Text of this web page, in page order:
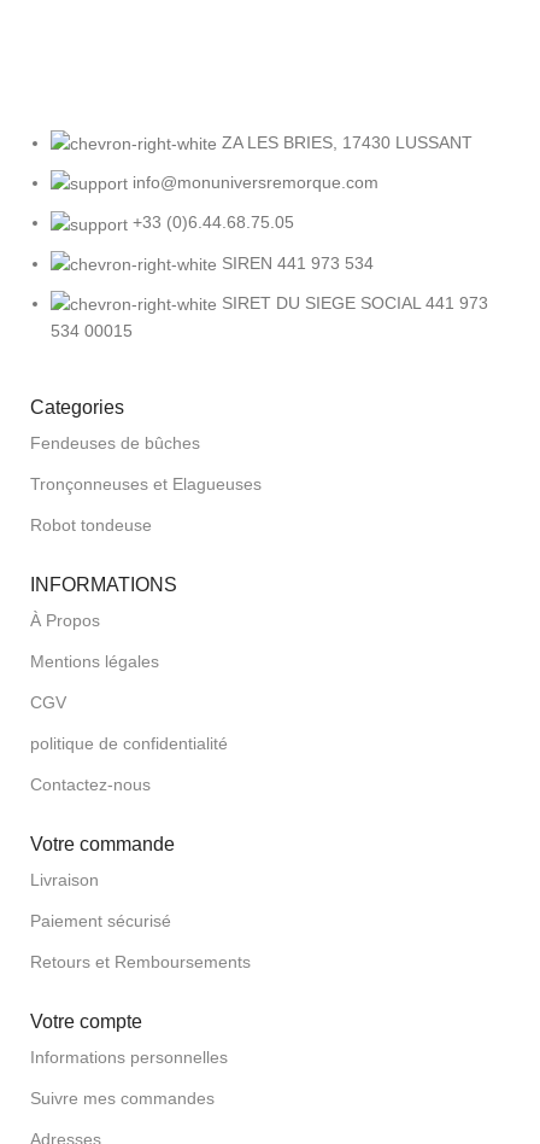
ZA LES BRIES, 17430 LUSSANT
info@monuniversremorque.com
+33 (0)6.44.68.75.05
SIREN 441 973 534
SIRET DU SIEGE SOCIAL 441 973
534 00015
Categories
Fendeuses de bûches
Tronçonneuses et Elagueuses
Robot tondeuse
INFORMATIONS
À Propos
Mentions légales
CGV
politique de confidentialité
Contactez-nous
Votre commande
Livraison
Paiement sécurisé
Retours et Remboursements
Votre compte
Informations personnelles
Suivre mes commandes
Adresses